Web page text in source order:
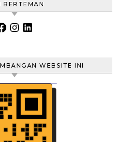
BERTEMAN
Instagram
LinkedIn
WEBSITE INI